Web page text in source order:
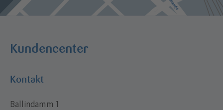
Kundencenter
Kontakt
Ballindamm 1